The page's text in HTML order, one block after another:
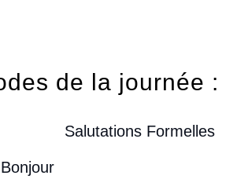
de la journée :
Salutations Formelles
Bonjour